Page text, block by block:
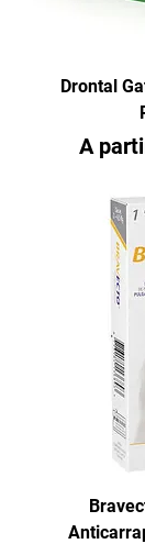
Drontal
A
Preço